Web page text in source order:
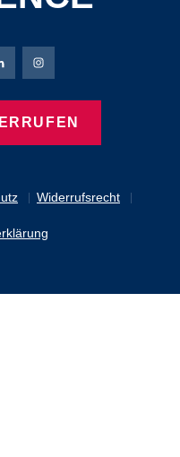
Widerrufsrecht
Facebook-Seite
Proenen Twitter Seite
Proenen LinkedIn
Bierbaum-Proenen